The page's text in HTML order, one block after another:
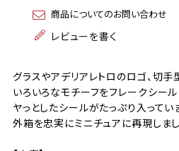
商品についてのお問い合わせ
レビューを書く
グラスやアデリアレトロのロゴ、切手
いろいろなモチーフをフレークシー
ヤっとしたシールがたっぷり入ってい
外箱を忠実にミニチュアに再現しまし